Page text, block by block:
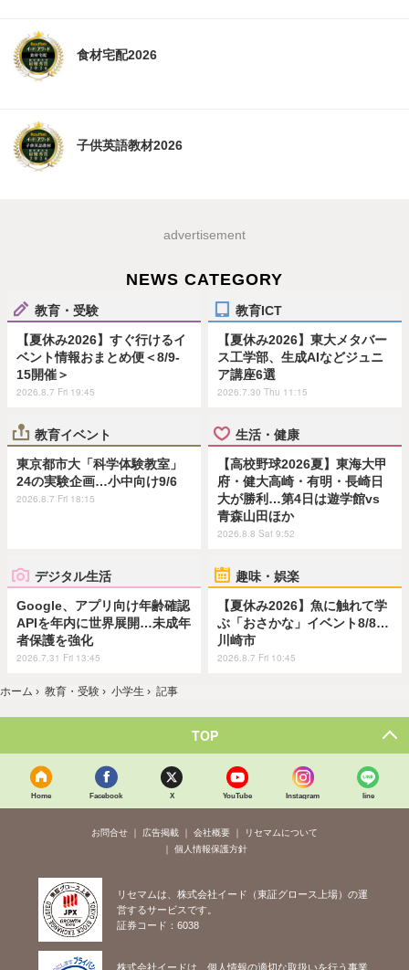
食材宅配2026
子供英語教材2026
advertisement
NEWS CATEGORY
教育・受験
【夏休み2026】すぐ行けるイ
ベント情報おまとめ便＜8/9-
15開催＞
2026.8.7 Fri 19:45
教育ICT
【夏休み2026】東大メタバー
ス工学部、生成AIなどジュニ
ア講座6選
2026.7.30 Thu 11:15
教育イベント
東京都市大「科学体験教室」
24の実験企画…小中向け9/6
2026.8.7 Fri 18:15
生活・健康
【高校野球2026夏】東海大甲
府・健大高崎・有明・長崎日
大が勝利…第4日は遊学館vs
青森山田ほか
2026.8.8 Sat 9:52
デジタル生活
Google、アプリ向け年齢確認
APIを年内に世界展開…未成年
者保護を強化
2026.7.31 Fri 13:45
趣味・娯楽
【夏休み2026】魚に触れて学
ぶ「おさかな」イベント8/8…
川崎市
2026.8.7 Fri 10:45
ホーム › 教育・受験 › 小学生 › 記事
TOP
Home Facebook X YouTube Instagram line
お問合せ 広告掲載 会社概要
リセマムについて
個人情報保護方針
リセマムは、株式会社イード（東証グロース上場）の運
営するサービスです。
証券コード：6038
株式会社イードは、個人情報の適切な取扱いを行う事業